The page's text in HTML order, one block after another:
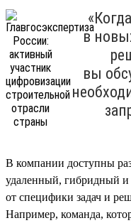
в
вы
В компании доступны
удаленный, гибридный
от специфики задач и
Например, команда,